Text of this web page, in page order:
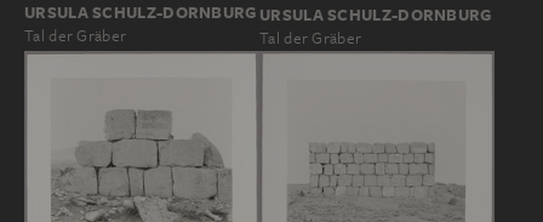
URSULA SCHULZ-DORNBURG
Tal der Gräber
URSULA SCHULZ-DORNBURG
Tal der Gräber